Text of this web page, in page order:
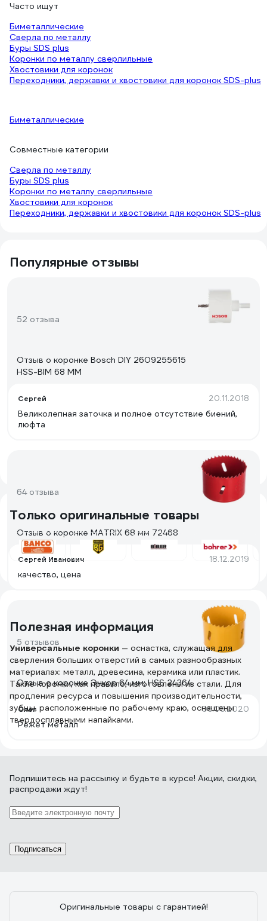
Часто ищут
Биметаллические
Сверла по металлу
Буры SDS plus
Коронки по металлу сверлильные
Хвостовики для коронок
Переходники, державки и хвостовики для коронок SDS-plus
Биметаллические
Совместные категории
Сверла по металлу
Буры SDS plus
Коронки по металлу сверлильные
Хвостовики для коронок
Переходники, державки и хвостовики для коронок SDS-plus
Популярные отзывы
52 отзыва
Отзыв о коронке Bosch DIY 2609255615
HSS-BIM 68 ММ
Cергей 20.11.2018
Великолепная заточка и полное отсутствие биений,
люфта
64 отзыва
Отзыв о коронке MATRIX 68 мм 72468
Сергей Иванович 18.12.2019
качество, цена
5 отзывов
Отзыв о коронке Энкор 64 мм; HSS 24364
Олег 06.06.2020
Режет металл
Только оригинальные товары
Полезная информация
Универсальные коронки — оснастка, служащая для
сверления больших отверстий в самых разнообразных
материалах: металл, древесина, керамика или пластик.
Такие коронки, как правило, изготовлены из стали. Для
продления ресурса и повышения производительности,
зубцы, расположенные по рабочему краю, оснащены
твердосплавными напайками.
Подпишитесь на рассылку и будьте в курсе! Акции, скидки,
распродажи ждут!
Подписаться
Оригинальные товары с гарантией!